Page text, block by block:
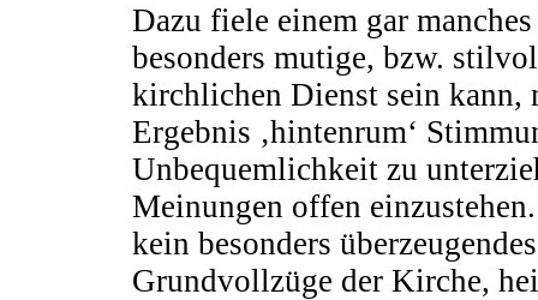
Dazu fiele einem gar
besonders mutige, bzw.
kirchlichen Dienst sein
Ergebnis ‚hintenrum‘
Unbequemlichkeit zu
Meinungen offen
kein besonders
Grundvollzüge der Kirche,